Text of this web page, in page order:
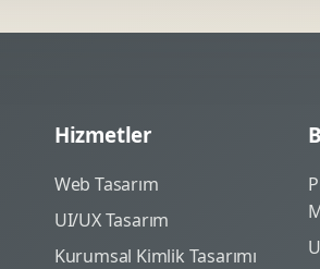
Hizmetler
Web Tasarım
UI/UX Tasarım
Kurumsal Kimlik Tasarımı